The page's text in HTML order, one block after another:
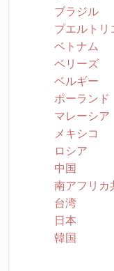
ブラジル
プエルトリ
ベトナム
ベリーズ
ベルギー
ポーランド
マレーシア
メキシコ
ロシア
中国
南アフリカ
台湾
日本
韓国